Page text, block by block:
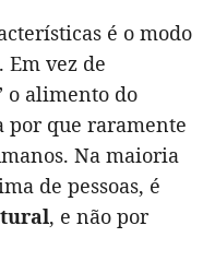
é o modo
. Em vez de
o alimento do
por que raramente
Na maioria
de pessoas, é
, e não por